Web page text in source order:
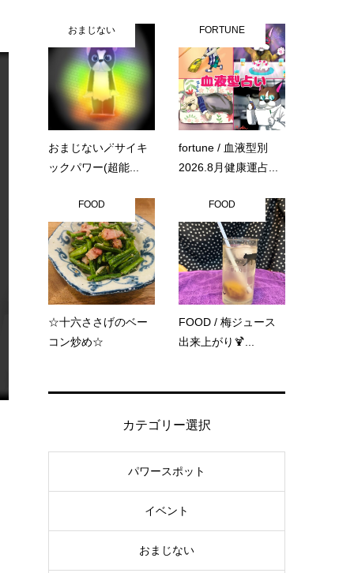
おまじない
おまじない🪄サイキ
ックパワー(超能...
FORTUNE
fortune / 血液型別
2026.8月健康運占...
FOOD
☆十六ささげのベー
コン炒め☆
FOOD
FOOD / 梅ジュース
出来上がり🍹...
カテゴリー選択
パワースポット
イベント
おまじない